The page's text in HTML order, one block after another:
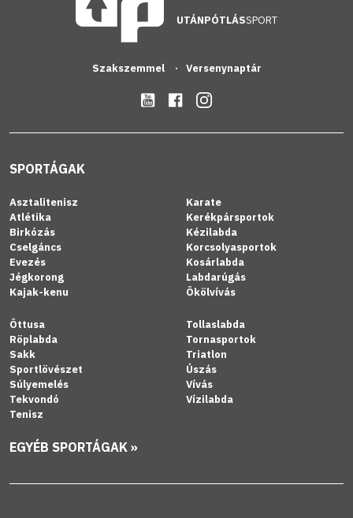
UTÁNPÓTLÁSSPORT
Szakszemmel Versenynaptár
SPORTÁGAK
Asztalitenisz
Atlétika
Birkózás
Cselgáncs
Evezés
Jégkorong
Kajak-kenu
Karate
Kerékpársportok
Kézilabda
Korcsolyasportok
Kosárlabda
Labdarúgás
Ökölvívás
Öttusa
Röplabda
Sakk
Sportlövészet
Súlyemelés
Tekvondó
Tenisz
Tollaslabda
Tornasportok
Triatlon
Úszás
Vívás
Vízilabda
EGYÉB SPORTÁGAK »